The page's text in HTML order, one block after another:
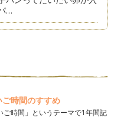
…
ンバーガー。本格的なハ
…
必要な３つのポイント
っているんだけど、ど
…
ご時間のすすめ
ご時間」というテーマで1年間記